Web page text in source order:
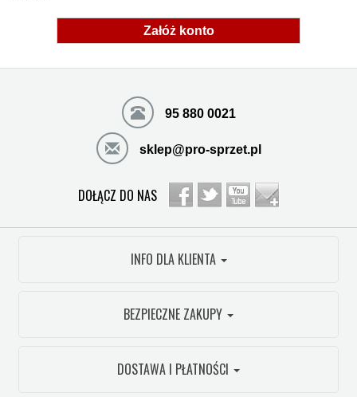
Załóż konto
95 880 0021
sklep@pro-sprzet.pl
DOŁĄCZ DO NAS
INFO DLA KLIENTA
BEZPIECZNE ZAKUPY
DOSTAWA I PŁATNOŚCI